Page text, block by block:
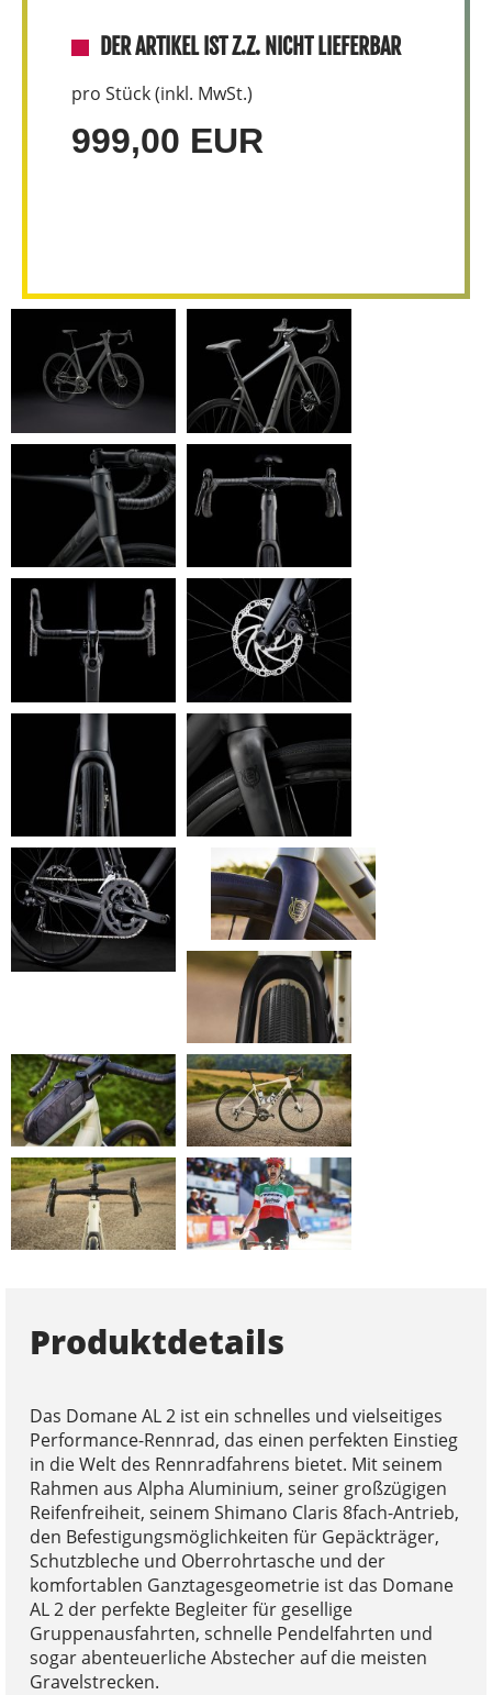
DER ARTIKEL IST Z.Z. NICHT LIEFERBAR
pro Stück (inkl. MwSt.)
999,00 EUR
Produktdetails
Das Domane AL 2 ist ein schnelles und vielseitiges
Performance-Rennrad, das einen perfekten Einstieg
in die Welt des Rennradfahrens bietet. Mit seinem
Rahmen aus Alpha Aluminium, seiner großzügigen
Reifenfreiheit, seinem Shimano Claris 8fach-Antrieb,
den Befestigungsmöglichkeiten für Gepäckträger,
Schutzbleche und Oberrohrtasche und der
komfortablen Ganztagesgeometrie ist das Domane
AL 2 der perfekte Begleiter für gesellige
Gruppenausfahrten, schnelle Pendelfahrten und
sogar abenteuerliche Abstecher auf die meisten
Gravelstrecken.